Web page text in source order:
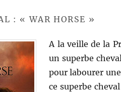
: « WAR HORSE »
A la veille de la
un superbe
pour labourer
ce superbe